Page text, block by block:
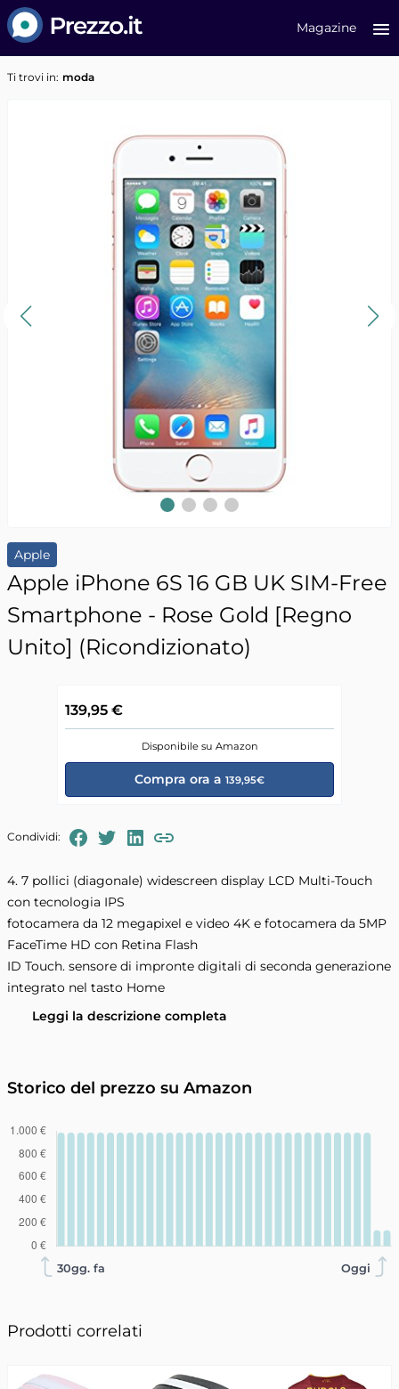
Prezzo.it
Magazine
Ti trovi in: moda
Slide 1Slide 2
Slide 3Slide 4
Apple
Apple iPhone 6S 16 GB UK SIM-Free
Smartphone - Rose Gold [Regno
Unito] (Ricondizionato)
139,95 €
Disponibile su Amazon
Compra ora a 139,95€
Condividi: FaceBook
TwitterLinkedIn
4. 7 pollici (diagonale) widescreen display LCD Multi-Touch
con tecnologia IPS
fotocamera da 12 megapixel e video 4K e fotocamera da 5MP
FaceTime HD con Retina Flash
ID Touch. sensore di impronte digitali di seconda generazione
integrato nel tasto Home
Leggi la descrizione completa
Storico del prezzo su Amazon
30gg. fa Oggi
Prodotti correlati